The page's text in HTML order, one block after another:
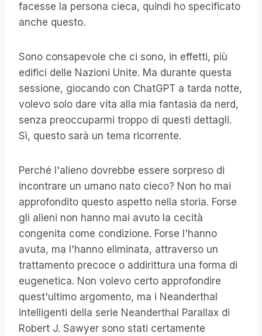
facesse la persona cieca, quindi ho specificato
anche questo.
Sono consapevole che ci sono, in effetti, più
edifici delle Nazioni Unite. Ma durante questa
sessione, giocando con ChatGPT a tarda notte,
volevo solo dare vita alla mia fantasia da nerd,
senza preoccuparmi troppo di questi dettagli.
Sì, questo sarà un tema ricorrente.
Perché l'alieno dovrebbe essere sorpreso di
incontrare un umano nato cieco? Non ho mai
approfondito questo aspetto nella storia. Forse
gli alieni non hanno mai avuto la cecità
congenita come condizione. Forse l'hanno
avuta, ma l'hanno eliminata, attraverso un
trattamento precoce o addirittura una forma di
eugenetica. Non volevo certo approfondire
quest'ultimo argomento, ma i Neanderthal
intelligenti della serie Neanderthal Parallax di
Robert J. Sawyer sono stati certamente